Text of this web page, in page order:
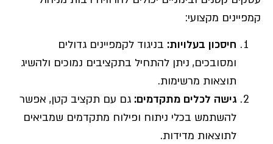
קמפיינים מקצועי:
חיסכון בעלויות: בניגוד לקמפיינים גדולים
ומסובכים, ניתן להתחיל בתקציבים נמוכים ולהשיג
תוצאות מרשימות.
גישה לכלים מתקדמים: גם עם תקציב קטן, אפשר
להשתמש בכלי ניתוח ופילוח מתקדמים שמביאים
לתוצאות מדידות.